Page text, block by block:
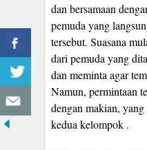
dan bersamaan
pemuda yang
tersebut. Suasana
dari pemuda yang
dan meminta agar
Namun, permintaan
dengan makian,
kedua kelompok .